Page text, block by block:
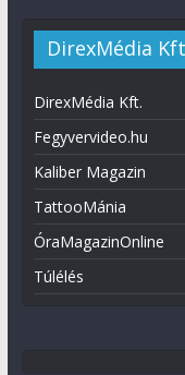
DirexMédia Kft
DirexMédia Kft.
Fegyvervideo.hu
Kaliber Magazin
TattooMánia
ÓraMagazinOnline
Túlélés